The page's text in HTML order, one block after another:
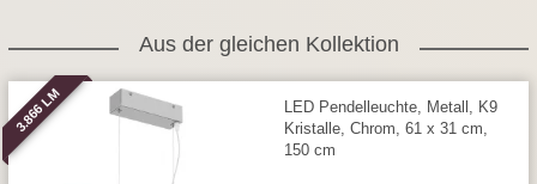
Aus der gleichen Kollektion
3.866 LM
LED Pendelleuchte, Metall, K9
Kristalle, Chrom, 61 x 31 cm,
150 cm